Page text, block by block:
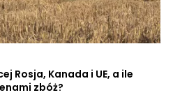
Rosja, Kanada i UE, a ile
zbóż?